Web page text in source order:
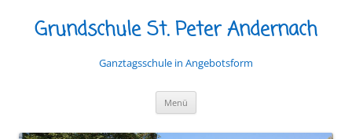
Grundschule St. Peter Andernach
Ganztagsschule in Angebotsform
Menü